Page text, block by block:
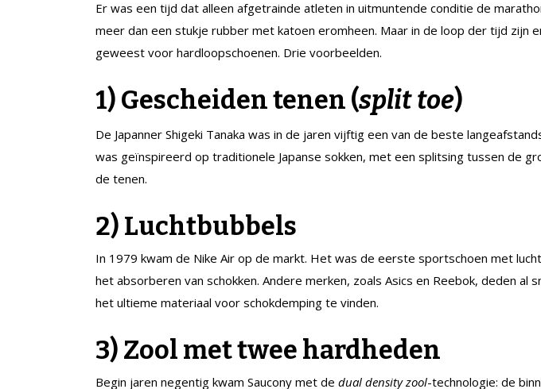
Er was een tijd dat alleen afgetrainde atleten in uitmuntende conditie de
meer dan een stukje rubber met katoen eromheen. Maar in de loop der tijd zijn
geweest voor hardloopschoenen. Drie voorbeelden.
1) Gescheiden tenen (split toe)
De Japanner Shigeki Tanaka was in de jaren vijftig een van de beste
was geïnspireerd op traditionele Japanse sokken, met een splitsing tussen de
de tenen.
2) Luchtbubbels
In 1979 kwam de Nike Air op de markt. Het was de eerste sportschoen met
het absorberen van schokken. Andere merken, zoals Asics en Reebok, deden al
het ultieme materiaal voor schokdemping te vinden.
3) Zool met twee hardheden
Begin jaren negentig kwam Saucony met de dual density zool-technologie: de